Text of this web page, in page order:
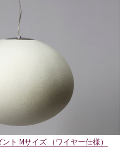
ト Mサイズ （ワイヤー仕様）